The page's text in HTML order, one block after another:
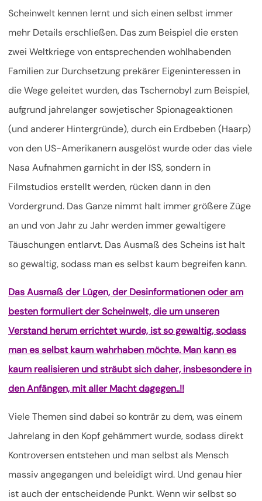
Scheinwelt kennen lernt und sich einen selbst immer
mehr Details erschließen. Das zum Beispiel die ersten
zwei Weltkriege von entsprechenden wohlhabenden
Familien zur Durchsetzung prekärer Eigeninteressen in
die Wege geleitet wurden, das Tschernobyl zum Beispiel,
aufgrund jahrelanger sowjetischer Spionageaktionen
(und anderer Hintergründe), durch ein Erdbeben (Haarp)
von den US-Amerikanern ausgelöst wurde oder das viele
Nasa Aufnahmen garnicht in der ISS, sondern in
Filmstudios erstellt werden, rücken dann in den
Vordergrund. Das Ganze nimmt halt immer größere Züge
an und von Jahr zu Jahr werden immer gewaltigere
Täuschungen entlarvt. Das Ausmaß des Scheins ist halt
so gewaltig, sodass man es selbst kaum begreifen kann.
Das Ausmaß der Lügen, der Desinformationen oder am
besten formuliert der Scheinwelt, die um unseren
Verstand herum errichtet wurde, ist so gewaltig, sodass
man es selbst kaum wahrhaben möchte. Man kann es
kaum realisieren und sträubt sich daher, insbesondere in
den Anfängen, mit aller Macht dagegen..!!
Viele Themen sind dabei so konträr zu dem, was einem
Jahrelang in den Kopf gehämmert wurde, sodass direkt
Kontroversen entstehen und man selbst als Mensch
massiv angegangen und beleidigt wird. Und genau hier
ist auch der entscheidende Punkt. Wenn wir selbst so